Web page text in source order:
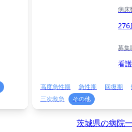
病床
276
募集
看
高度急性期 急性期 回復期
三次救急
その他
茨城県の病院